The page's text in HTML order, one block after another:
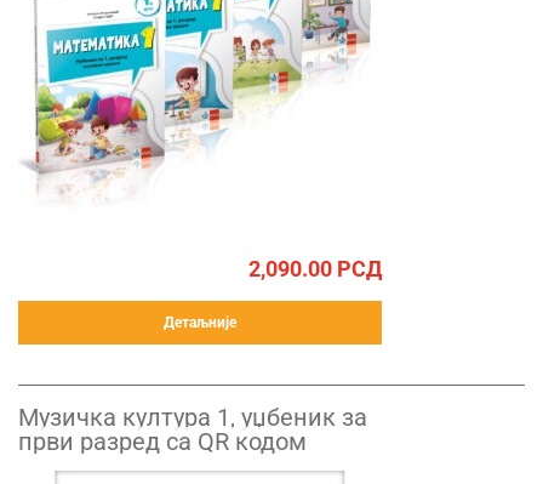
2,090.00 РСД
Детаљније
Музичка култура 1, уџбеник за
први разред са QR кодом